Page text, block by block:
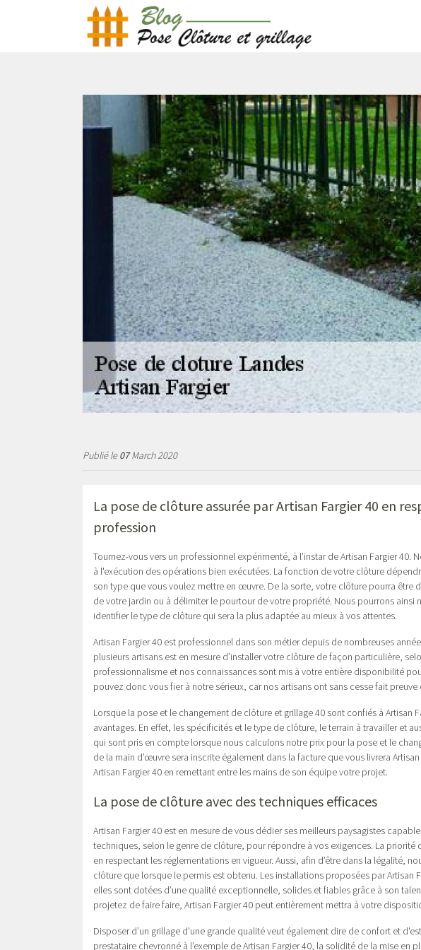
Publié le07March 2020
La pose de clôture assurée par Artisan Fargier 40 en
profession
Tournez-vous vers un professionnel expérimenté, à l’instar de Artisan Fargier
à l'exécution des opérations bien exécutées. La fonction de votre clôture
son type que vous voulez mettre en œuvre. De la sorte, votre clôture pourra être
de votre jardin ou à délimiter le pourtour de votre propriété. Nous pourrons ainsi
identifier le type de clôture qui sera la plus adaptée au mieux à vos attentes.
Artisan Fargier 40 est professionnel dans son métier depuis de nombreuses
plusieurs artisans est en mesure d’installer votre clôture de façon particulière,
professionnalisme et nos connaissances sont mis à votre entière disponibilité
pouvez donc vous fier à notre sérieux, car nos artisans ont sans cesse fait
Lorsque la pose et le changement de clôture et grillage 40 sont confiés à Artisan
avantages. En effet, les spécificités et le type de clôture, le terrain à travailler et
qui sont pris en compte lorsque nous calculons notre prix pour la pose et le
de la main d’œuvre sera inscrite également dans la facture que vous livrera
Artisan Fargier 40 en remettant entre les mains de son équipe votre projet.
La pose de clôture avec des techniques efficaces
Artisan Fargier 40 est en mesure de vous dédier ses meilleurs paysagistes
techniques, selon le genre de clôture, pour répondre à vos exigences. La priorité
en respectant les réglementations en vigueur. Aussi, afin d’être dans la légalité,
clôture que lorsque le permis est obtenu. Les installations proposées par Artisan
elles sont dotées d’une qualité exceptionnelle, solides et fiables grâce à son
projetez de faire faire, Artisan Fargier 40 peut entièrement mettra à votre
Disposer d’un grillage d'une grande qualité veut également dire de confort et
prestataire chevronné à l’exemple de Artisan Fargier 40, la solidité de la mise en